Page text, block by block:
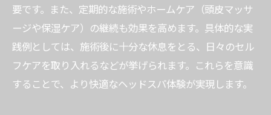
要です。また、定期的な施術やホームケア（頭皮マッサ
ージや保湿ケア）の継続も効果を高めます。具体的な実
践例としては、施術後に十分な休息をとる、日々のセル
フケアを取り入れるなどが挙げられます。これらを意識
することで、より快適なヘッドスパ体験が実現します。